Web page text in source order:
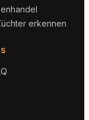
erkennen